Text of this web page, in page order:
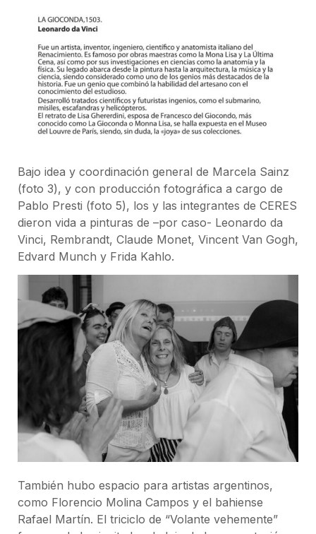
Bajo idea y coordinación general de Marcela Sainz
(foto 3), y con producción fotográfica a cargo de
Pablo Presti (foto 5), los y las integrantes de CERES
dieron vida a pinturas de –por caso- Leonardo da
Vinci, Rembrandt, Claude Monet, Vincent Van Gogh,
Edvard Munch y Frida Kahlo.
También hubo espacio para artistas argentinos,
como Florencio Molina Campos y el bahiense
Rafael Martín. El triciclo de “Volante vehemente”